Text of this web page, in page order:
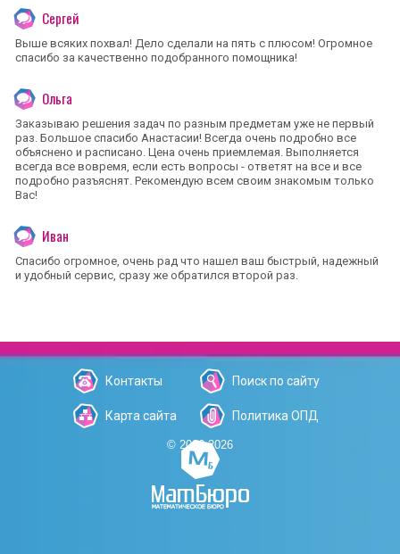
Сергей
Выше всяких похвал! Дело сделали на пять с плюсом! Огромное
спасибо за качественно подобранного помощника!
Ольга
Заказываю решения задач по разным предметам уже не первый
раз. Большое спасибо Анастасии! Всегда очень подробно все
объяснено и расписано. Цена очень приемлемая. Выполняется
всегда все вовремя, если есть вопросы - ответят на все и все
подробно разъяснят. Рекомендую всем своим знакомым только
Вас!
Иван
Спасибо огромное, очень рад что нашел ваш быстрый, надежный
и удобный сервис, сразу же обратился второй раз.
Контакты Поиск по сайту
Карта сайта Политика ОПД
© 2006-2026